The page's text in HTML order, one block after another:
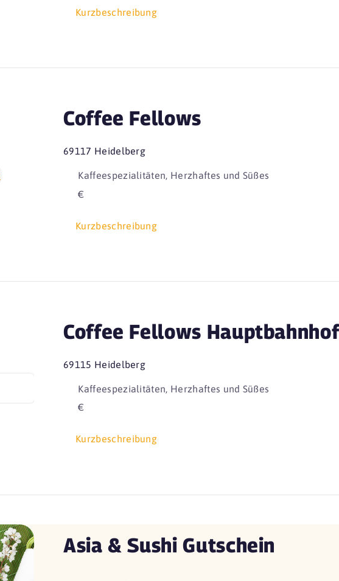
Kurzbeschreibung
Coffee Fellows
69117 Heidelberg
Kaffeespezialitäten, Herzhaftes und Süßes
€
Kurzbeschreibung
Coffee Fellows
69115 Heidelberg
Kaffeespezialitäten, Herzhaftes und Süßes
€
Kurzbeschreibung
Asia & Sushi Gutschein